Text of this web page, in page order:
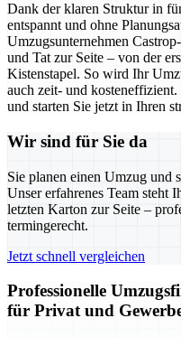
Dank der klaren Struktur in
entspannt und ohne
Umzugsunternehmen
und Tat zur Seite – von der
Kistenstapel. So wird Ihr
auch zeit- und
und starten Sie jetzt in Ihren
Wir sind für Sie da
Sie planen einen Umzug und
Unser erfahrenes Team steht
letzten Karton zur Seite –
termingerecht.
Jetzt schnell vergleichen
Professionelle
für Privat und